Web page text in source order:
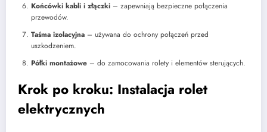
Końcówki kabli i złączki – zapewniają bezpieczne połączenia
przewodów.
Taśma izolacyjna – używana do ochrony połączeń przed
uszkodzeniem.
Półki montażowe – do zamocowania rolety i elementów sterujących.
Krok po kroku: Instalacja rolet
elektrycznych